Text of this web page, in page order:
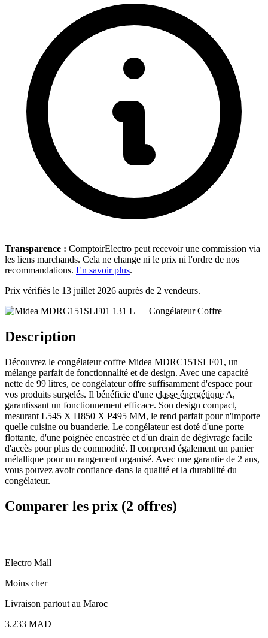
Transparence : ComptoirElectro peut recevoir une commission via
les liens marchands. Cela ne change ni le prix ni l'ordre de nos
recommandations. En savoir plus.
Prix vérifiés le 13 juillet 2026 auprès de 2 vendeurs.
Description
Découvrez le congélateur coffre Midea MDRC151SLF01, un
mélange parfait de fonctionnalité et de design. Avec une capacité
nette de 99 litres, ce congélateur offre suffisamment d'espace pour
vos produits surgelés. Il bénéficie d'une classe énergétique A,
garantissant un fonctionnement efficace. Son design compact,
mesurant L545 X H850 X P495 MM, le rend parfait pour n'importe
quelle cuisine ou buanderie. Le congélateur est doté d'une porte
flottante, d'une poignée encastrée et d'un drain de dégivrage facile
d'accès pour plus de commodité. Il comprend également un panier
métallique pour un rangement organisé. Avec une garantie de 2 ans,
vous pouvez avoir confiance dans la qualité et la durabilité du
congélateur.
Comparer les prix (2 offres)
Electro Mall
Moins cher
Livraison partout au Maroc
3.233 MAD